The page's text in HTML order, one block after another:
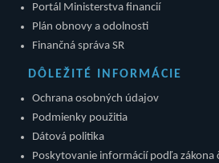
Portál Ministerstva financií
Plán obnovy a odolnosti
Finančná správa SR
DÔLEŽITÉ INFORMÁCIE
Ochrana osobných údajov
Podmienky použitia
Dátová politika
Poskytovanie informácií podľa zákona